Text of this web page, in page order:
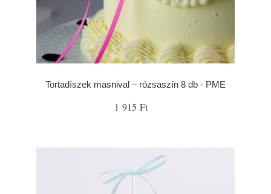
Tortadíszek masnival – rózsaszín 8 db - PME
1 915 Ft